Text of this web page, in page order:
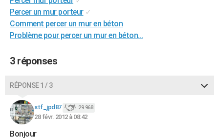
Voyage nature
Voyage de noces
PHOTO
GUIDES D'ACHAT
CARTE DE VOEUX
Carte de Noël
Carte Bonne année
Carte Saint-Valentin
Carte Pâques
Carte d'anniversaire
DICTIONNAIRE
Dictionnaire
Biographies
Citations
Expressions
Proverbes
PROGRAMME TV
Percer un mur porteur ✓
Comment percer un mur en béton
Problème pour percer un mur en béton...
3 réponses
RÉPONSE 1 / 3
stf_jpd87 29 968
28 févr. 2012 à 08:42
Bonjour